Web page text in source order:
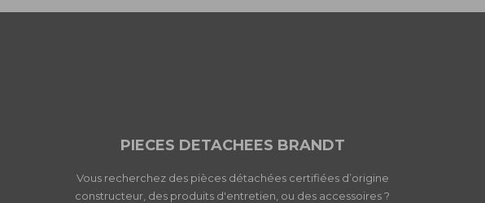
PIECES DETACHEES BRANDT
Vous recherchez des pièces détachées certifiées d’origine
constructeur, des produits d'entretien, ou des accessoires ?